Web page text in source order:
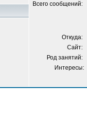
Всего сообщений:
Откуда:
Сайт:
Род занятий:
Интересы: